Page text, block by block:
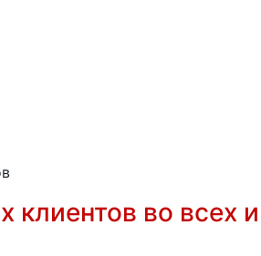
во всех